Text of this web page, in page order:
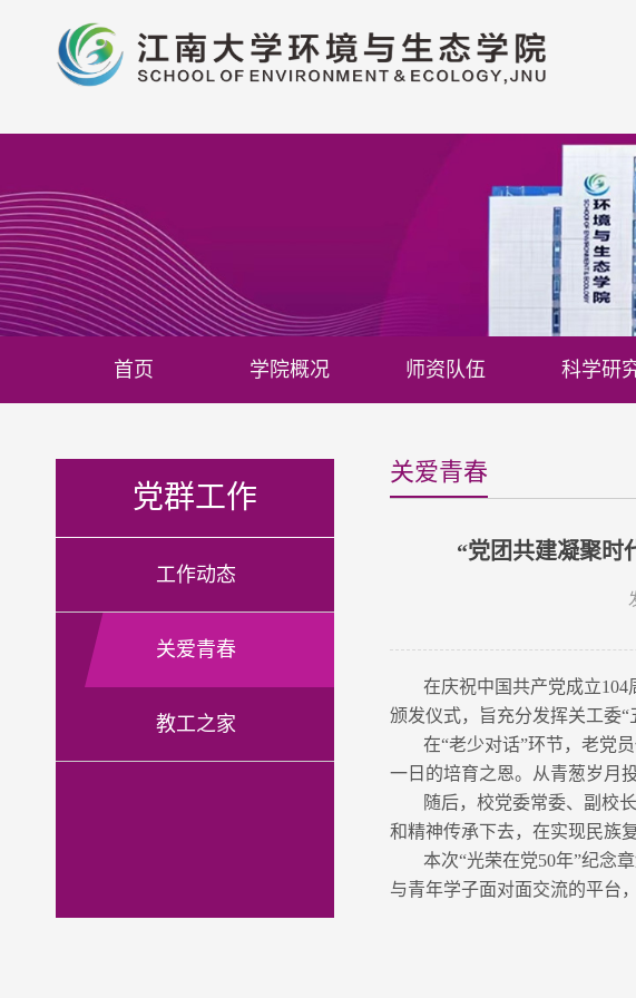
首页 学院概况 师资队伍 科学研
党群工作
工作动态
关爱青春
教工之家
关爱青春
“党团共建凝聚时
在庆祝中国共产党成立
颁发仪式，旨充分发挥关工委“
在“老少对话”环节，老党
一日的培育之恩。从青葱岁月
随后，校党委常委、副校
和精神传承下去，在实现民族
本次“光荣在党50年”纪念
与青年学子面对面交流的平台